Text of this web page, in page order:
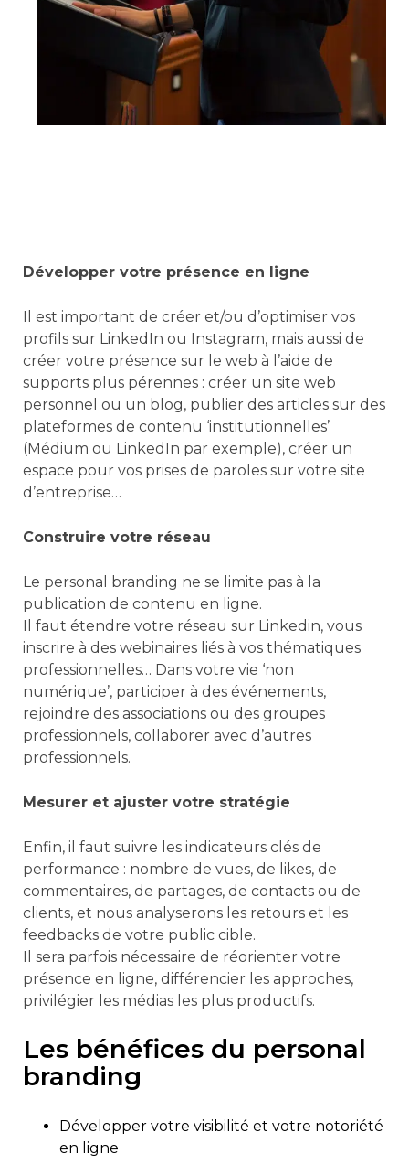
Développer votre présence en ligne
Il est important de créer et/ou d’optimiser vos
profils sur LinkedIn ou Instagram, mais aussi de
créer votre présence sur le web à l’aide de
supports plus pérennes : créer un site web
personnel ou un blog, publier des articles sur des
plateformes de contenu ‘institutionnelles’
(Médium ou LinkedIn par exemple), créer un
espace pour vos prises de paroles sur votre site
d’entreprise…
Construire votre réseau
Le personal branding ne se limite pas à la
publication de contenu en ligne.
Il faut étendre votre réseau sur Linkedin, vous
inscrire à des webinaires liés à vos thématiques
professionnelles… Dans votre vie ‘non
numérique’, participer à des événements,
rejoindre des associations ou des groupes
professionnels, collaborer avec d’autres
professionnels.
Mesurer et ajuster votre stratégie
Enfin, il faut suivre les indicateurs clés de
performance : nombre de vues, de likes, de
commentaires, de partages, de contacts ou de
clients, et nous analyserons les retours et les
feedbacks de votre public cible.
Il sera parfois nécessaire de réorienter votre
présence en ligne, différencier les approches,
privilégier les médias les plus productifs.
Les bénéfices du personal
branding
Développer votre visibilité et votre notoriété
en ligne